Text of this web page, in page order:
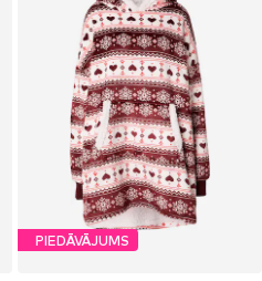
PIEDĀVĀJUMS